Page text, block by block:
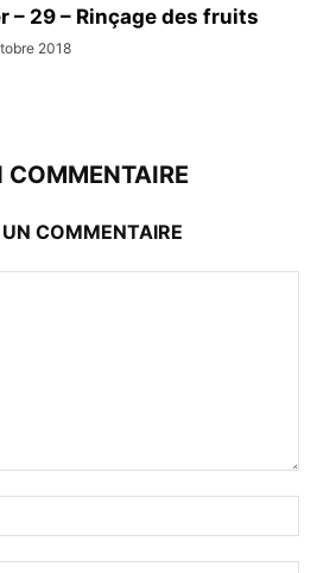
– 29 – Rinçage des fruits
2018
COMMENTAIRE
UN COMMENTAIRE